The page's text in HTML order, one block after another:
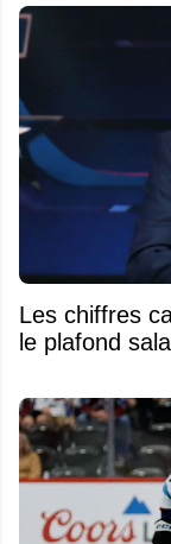
Les chiffres
le plafond